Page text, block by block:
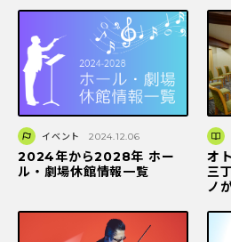
イベント 2024.12.06
2024年から2028年 ホー
ル・劇場休館情報一覧
オ
三
ノ